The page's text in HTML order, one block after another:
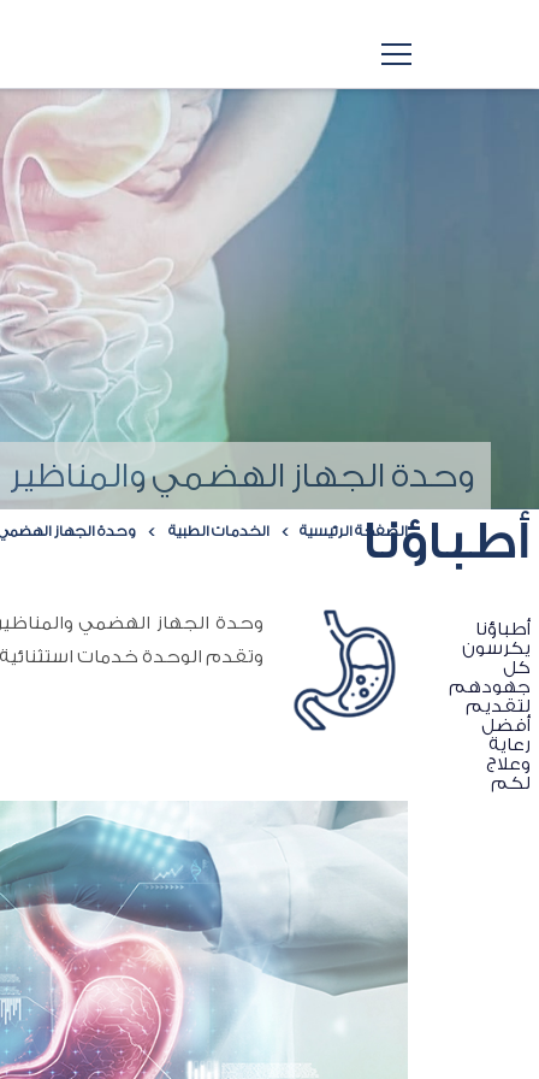
وحدة الجهاز الهضمي والمناظير
الصفحة الرئيسية الخدمات الطبية وحدة الجهاز الهضمي
وحدة الجهاز الهضمي
وتقدم الوحدة خدمات
أطباؤنا
أطباؤنا
يكرسون
كل
جهودهم
لتقديم
أفضل
رعاية
وعلاج
لكم